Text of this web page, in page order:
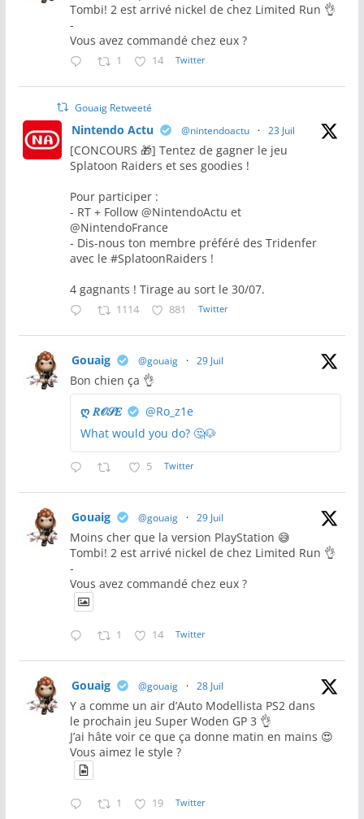
Tombi! 2 est arrivé nickel de chez Limited Run 👌
-
Vous avez commandé chez eux ?
1 14 Twitter
Gouaig Retweeté
Nintendo Actu @nintendoactu · 23 Juil
[CONCOURS 🎁] Tentez de gagner le jeu
Splatoon Raiders et ses goodies !
Pour participer :
- RT + Follow @NintendoActu et
@NintendoFrance
- Dis-nous ton membre préféré des Tridenfer
avec le #SplatoonRaiders !
4 gagnants ! Tirage au sort le 30/07.
1114 881 Twitter
Gouaig @gouaig · 29 Juil
Bon chien ça 👌
ღ 𝑅𝒪𝒮𝐸
@Ro_z1e
What would you do? 🤔🐶
5 Twitter
Gouaig @gouaig · 29 Juil
Moins cher que la version PlayStation 😅
Tombi! 2 est arrivé nickel de chez Limited Run 👌
-
Vous avez commandé chez eux ?
1 14 Twitter
Gouaig @gouaig · 28 Juil
Y a comme un air d’Auto Modellista PS2 dans
le prochain jeu Super Woden GP 3 👌
J’ai hâte voir ce que ça donne matin en mains 😍
Vous aimez le style ?
1 19 Twitter